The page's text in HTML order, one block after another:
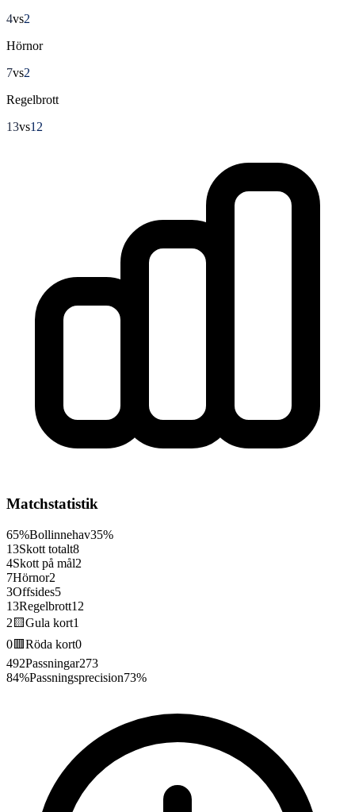
4vs2
Hörnor
7vs2
Regelbrott
13vs12
Matchstatistik
65%Bollinnehav35%
13Skott totalt8
4Skott på mål2
7Hörnor2
3Offsides5
13Regelbrott12
2 🟨Gula kort1
0🟥Röda kort0
492Passningar273
84%Passningsprecision73%